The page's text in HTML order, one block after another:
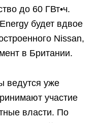
до 60 ГВт•ч.
будет вдвое
Nissan,
в Британии.
ведутся уже
участие
власти. По